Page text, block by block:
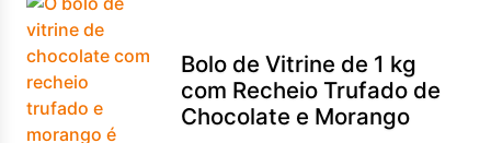
Bolo de Vitrine de 1 kg
com Recheio Trufado de
Chocolate e Morango